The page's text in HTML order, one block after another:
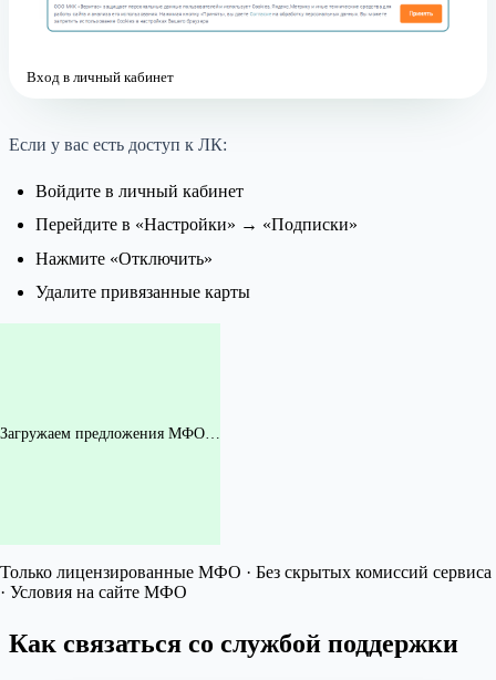
Вход в личный кабинет
Если у вас есть доступ к ЛК:
Войдите в личный кабинет
Перейдите в «Настройки» → «Подписки»
Нажмите «Отключить»
Удалите привязанные карты
Загружаем предложения МФО…
Только лицензированные МФО · Без скрытых комиссий сервиса
· Условия на сайте МФО
Как связаться со службой поддержки